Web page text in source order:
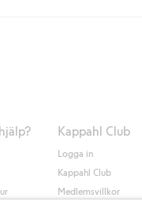
Kappahl Club
Logga in
Kappahl Club
Medlemsvillkor